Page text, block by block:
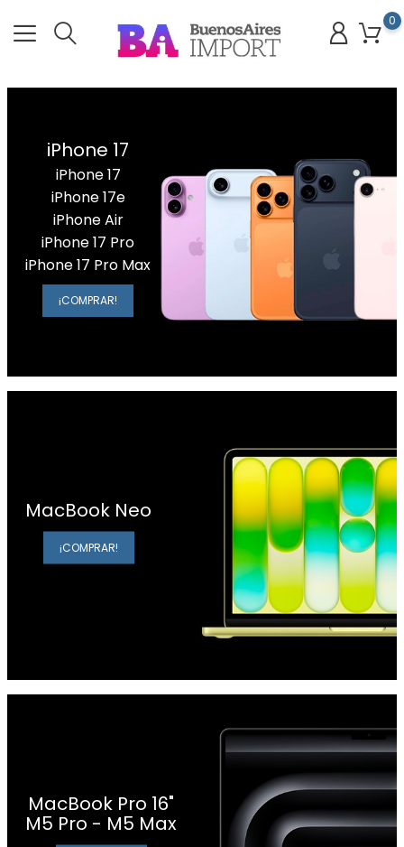
0
iPhone 17
iPhone 17
iPhone 17e
iPhone Air
iPhone 17 Pro
iPhone 17 Pro Max
¡COMPRAR!
MacBook Neo
¡COMPRAR!
MacBook Pro 16"
M5 Pro - M5 Max